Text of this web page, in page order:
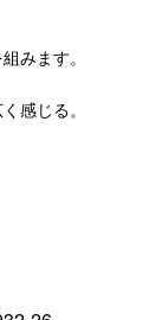
みます。
感じる。